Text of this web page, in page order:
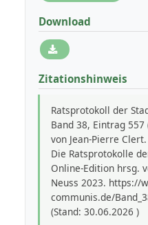
Download
Zitationshinweis
Ratsprotokoll der
Band 38, Eintrag
von Jean-Pierre
Die Ratsprotokolle
Online-Edition hrsg.
Neuss 2023. https://
communis.de/
(Stand: 30.06.2026 )